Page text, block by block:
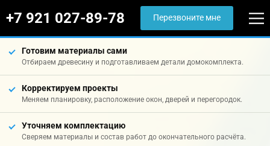
+7 921 027-89-78 Перезвоните мне
Готовим материалы сами
Отбираем древесину и подготавливаем детали домокомплекта.
Корректируем проекты
Меняем планировку, расположение окон, дверей и перегородок.
Уточняем комплектацию
Сверяем материалы и состав работ до окончательного расчёта.